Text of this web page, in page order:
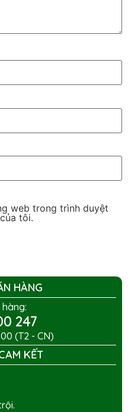
web trong trình duyệt
tôi.
HÀNG
hàng:
247
(T2 - CN)
KẾT